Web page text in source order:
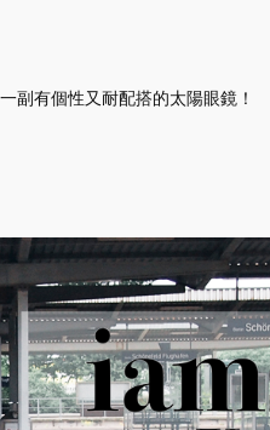
副有個性又耐配搭的太陽眼鏡！